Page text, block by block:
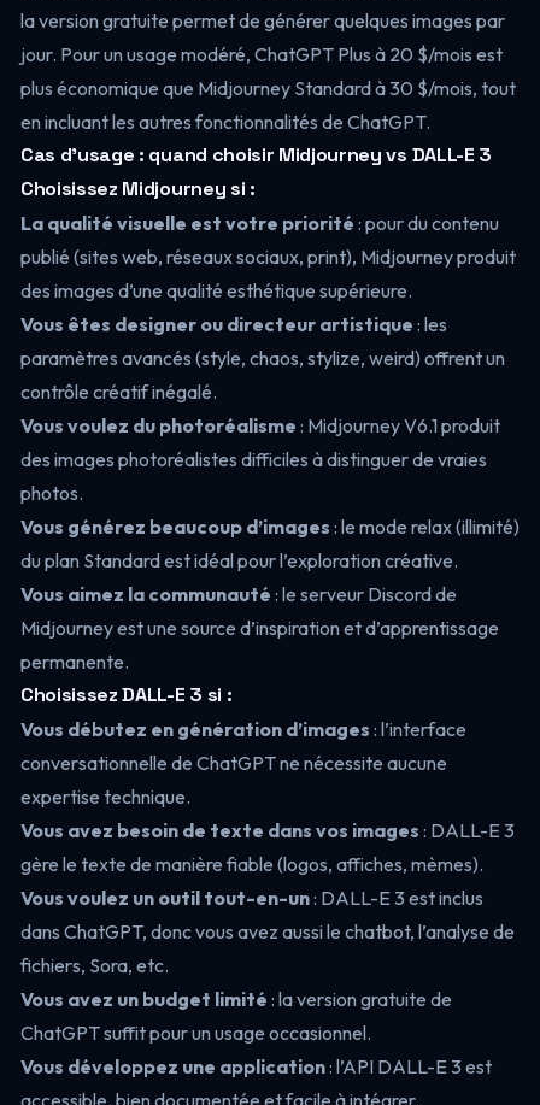
la version gratuite permet de générer quelques images par
jour. Pour un usage modéré, ChatGPT Plus à 20 $/mois est
plus économique que Midjourney Standard à 30 $/mois, tout
en incluant les autres fonctionnalités de ChatGPT.
Cas d’usage : quand choisir Midjourney vs DALL-E 3
Choisissez Midjourney si :
La qualité visuelle est votre priorité : pour du contenu
publié (sites web, réseaux sociaux, print), Midjourney produit
des images d’une qualité esthétique supérieure.
Vous êtes designer ou directeur artistique : les
paramètres avancés (style, chaos, stylize, weird) offrent un
contrôle créatif inégalé.
Vous voulez du photoréalisme : Midjourney V6.1 produit
des images photoréalistes difficiles à distinguer de vraies
photos.
Vous générez beaucoup d’images : le mode relax (illimité)
du plan Standard est idéal pour l’exploration créative.
Vous aimez la communauté : le serveur Discord de
Midjourney est une source d’inspiration et d’apprentissage
permanente.
Choisissez DALL-E 3 si :
Vous débutez en génération d’images : l’interface
conversationnelle de ChatGPT ne nécessite aucune
expertise technique.
Vous avez besoin de texte dans vos images : DALL-E 3
gère le texte de manière fiable (logos, affiches, mèmes).
Vous voulez un outil tout-en-un: DALL-E 3 est inclus
dans ChatGPT, donc vous avez aussi le chatbot, l’analyse de
fichiers, Sora, etc.
Vous avez un budget limité : la version gratuite de
ChatGPT suffit pour un usage occasionnel.
Vous développez une application: l’API DALL-E 3 est
accessible, bien documentée et facile à intégrer.